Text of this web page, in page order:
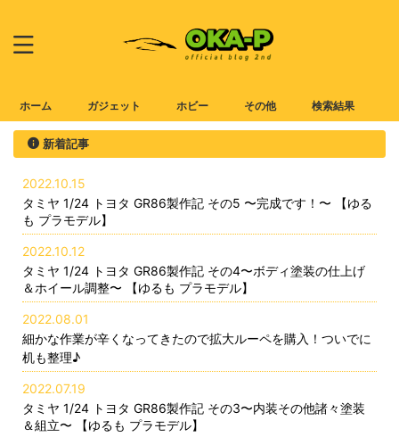
ホーム ガジェット ホビー その他 検索結果
新着記事
2022.10.15
タミヤ 1/24 トヨタ GR86製作記 その5 〜完成です！〜 【ゆる
も プラモデル】
2022.10.12
タミヤ 1/24 トヨタ GR86製作記 その4〜ボディ塗装の仕上げ
＆ホイール調整〜 【ゆるも プラモデル】
2022.08.01
細かな作業が辛くなってきたので拡大ルーペを購入！ついでに
机も整理♪
2022.07.19
タミヤ 1/24 トヨタ GR86製作記 その3〜内装その他諸々塗装
＆組立〜 【ゆるも プラモデル】